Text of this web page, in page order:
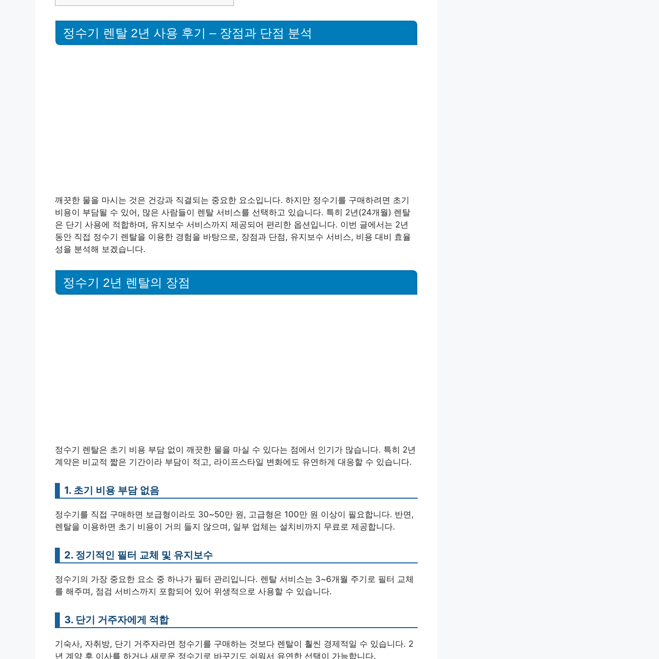
정수기 렌탈 2년 사용 후기 – 장점과 단점 분석
깨끗한 물을 마시는 것은 건강과 직결되는 중요한 요소입니다. 하지만 정수기를 구매하려면 초기
비용이 부담될 수 있어, 많은 사람들이 렌탈 서비스를 선택하고 있습니다. 특히 2년(24개월) 렌탈
은 단기 사용에 적합하며, 유지보수 서비스까지 제공되어 편리한 옵션입니다. 이번 글에서는 2년
동안 직접 정수기 렌탈을 이용한 경험을 바탕으로, 장점과 단점, 유지보수 서비스, 비용 대비 효율
성을 분석해 보겠습니다.
정수기 2년 렌탈의 장점
정수기 렌탈은 초기 비용 부담 없이 깨끗한 물을 마실 수 있다는 점에서 인기가 많습니다. 특히 2년
계약은 비교적 짧은 기간이라 부담이 적고, 라이프스타일 변화에도 유연하게 대응할 수 있습니다.
1. 초기 비용 부담 없음
정수기를 직접 구매하면 보급형이라도 30~50만 원, 고급형은 100만 원 이상이 필요합니다. 반면,
렌탈을 이용하면 초기 비용이 거의 들지 않으며, 일부 업체는 설치비까지 무료로 제공합니다.
2. 정기적인 필터 교체 및 유지보수
정수기의 가장 중요한 요소 중 하나가 필터 관리입니다. 렌탈 서비스는 3~6개월 주기로 필터 교체
를 해주며, 점검 서비스까지 포함되어 있어 위생적으로 사용할 수 있습니다.
3. 단기 거주자에게 적합
기숙사, 자취방, 단기 거주자라면 정수기를 구매하는 것보다 렌탈이 훨씬 경제적일 수 있습니다. 2
년 계약 후 이사를 하거나 새로운 정수기로 바꾸기도 쉬워서 유연한 선택이 가능합니다.